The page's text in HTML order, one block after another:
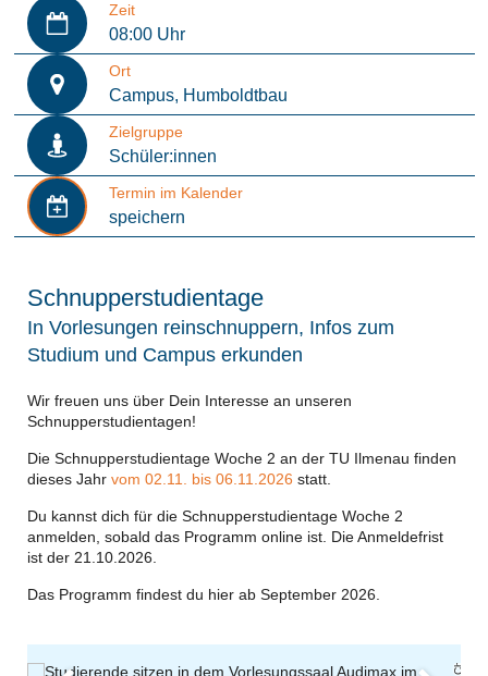
Zeit
08:00 Uhr
Ort
Campus, Humboldtbau
Zielgruppe
Schüler:innen
Termin im Kalender
speichern
Schnupperstudientage
In Vorlesungen reinschnuppern, Infos zum
Studium und Campus erkunden
Wir freuen uns über Dein Interesse an unseren
Schnupperstudientagen!
Die Schnupperstudientage Woche 2 an der TU Ilmenau finden
dieses Jahr vom 02.11. bis 06.11.2026 statt.
Du kannst dich für die Schnupperstudientage Woche 2
anmelden, sobald das Programm online ist. Die Anmeldefrist
ist der 21.10.2026.
Das Programm findest du hier ab September 2026.
C
h
ri
s
G
r
k
e
/
T
Il
e
n
a